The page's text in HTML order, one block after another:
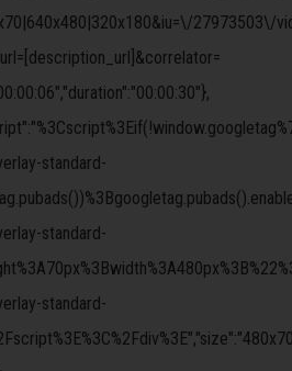
27973503\/
standard-
standard-
standard-